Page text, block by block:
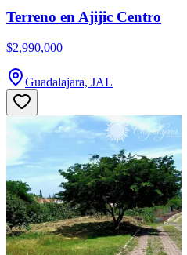
Terreno en Ajijic Centro
$2,990,000
Guadalajara, JAL